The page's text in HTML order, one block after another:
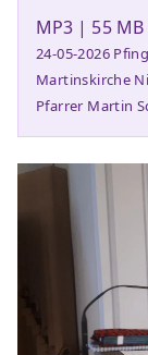
MP3 | 55 MB
24-05-2026
Martinskirche
Pfarrer Martin